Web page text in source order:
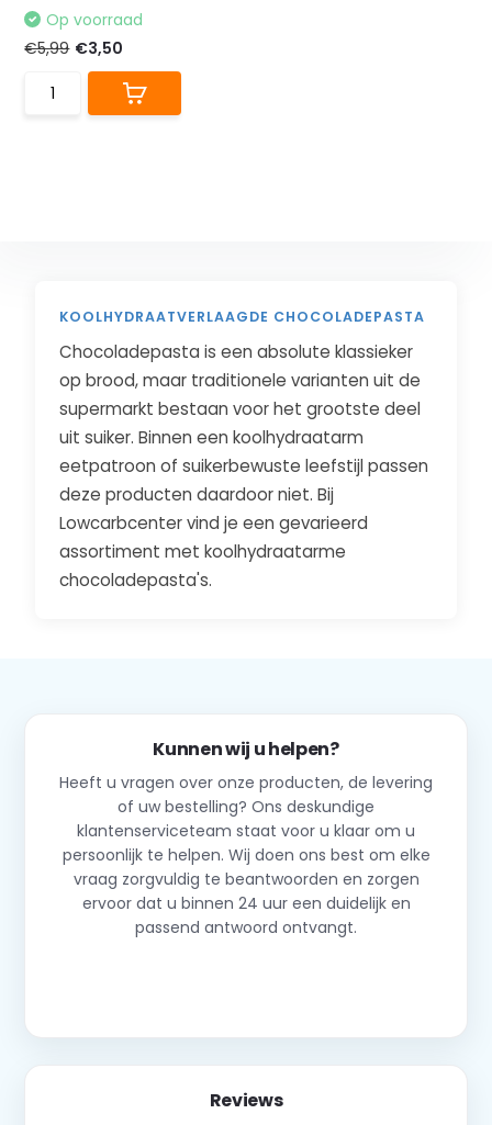
Op voorraad
€5,99 €3,50
KOOLHYDRAATVERLAAGDE CHOCOLADEPASTA
Chocoladepasta is een absolute klassieker
op brood, maar traditionele varianten uit de
supermarkt bestaan voor het grootste deel
uit suiker. Binnen een koolhydraatarm
eetpatroon of suikerbewuste leefstijl passen
deze producten daardoor niet. Bij
Lowcarbcenter vind je een gevarieerd
assortiment met koolhydraatarme
chocoladepasta's.
Kunnen wij u helpen?
Heeft u vragen over onze producten, de levering
of uw bestelling? Ons deskundige
klantenserviceteam staat voor u klaar om u
persoonlijk te helpen. Wij doen ons best om elke
vraag zorgvuldig te beantwoorden en zorgen
ervoor dat u binnen 24 uur een duidelijk en
passend antwoord ontvangt.
Reviews